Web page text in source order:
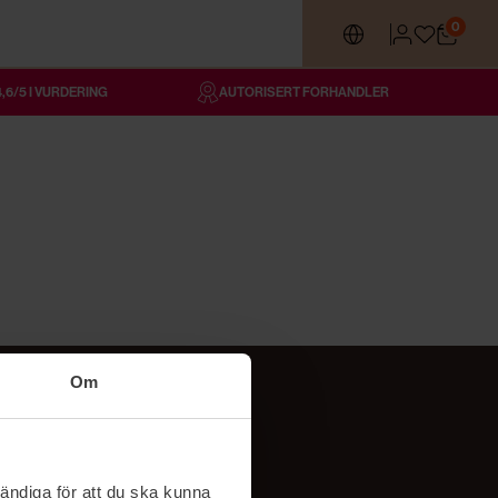
Om
för att du ska kunna
0
5 I VURDERING AUTORISERT FORHANDLER
Følg oss